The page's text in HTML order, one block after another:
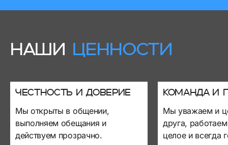
НАШИ ЦЕННОСТИ
Честность и доверие
Мы открыты в общении,
выполняем обещания и
действуем прозрачно.
Команда и
Мы уважаем и
друга,
целое и всегда